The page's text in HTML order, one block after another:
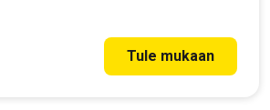
Tule mukaan